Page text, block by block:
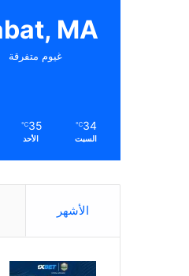
MA
غيوم متفرقة
34
℃
السبت
35
℃
الأحد
الأشهر